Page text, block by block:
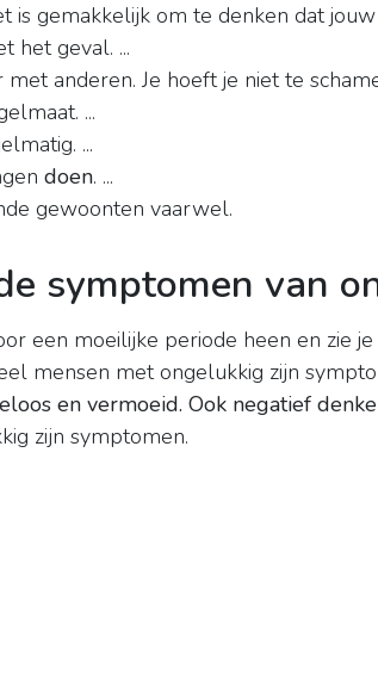
is gemakkelijk om te denken dat
het geval. ...
anderen. Je hoeft je niet te
...
...
doen. ...
gewoonten vaarwel.
symptomen van
een moeilijke periode heen en zie
mensen met ongelukkig zijn
en vermoeid. Ook negatief
zijn symptomen.